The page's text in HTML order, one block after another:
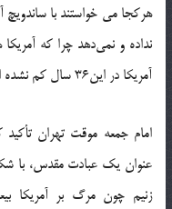
هرکجا می خواستند با ساندویچ
نداده و نمی‌دهد چرا که
آمریکا در این36 سال کم نشده است.
امام جمعه موقت تهران
عنوان یک عبادت مقدس، با
زنیم چون مرگ بر آمریکا